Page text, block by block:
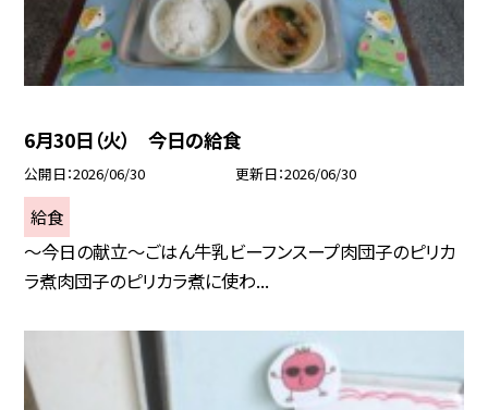
6月30日（火） 今日の給食
公開日 2026/06/30 更新日 2026/06/30
給食
～今日の献立～ごはん牛乳ビーフンスープ肉団子のピリカ
ラ煮肉団子のピリカラ煮に使わ...